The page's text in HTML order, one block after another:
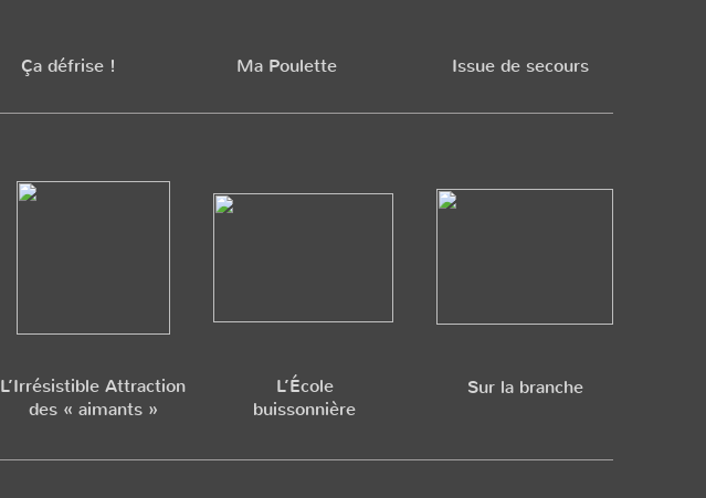
Ça défrise ! Ma Poulette Issue de secours
L’Irrésistible Attraction
des « aimants »
L’École
buissonnière
Sur la branche